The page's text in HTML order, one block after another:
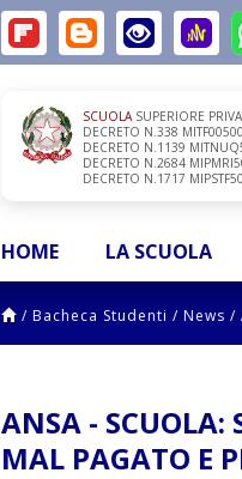
SCUOLASUPERIORE
DECRETO N.338
DECRETO N.1139
DECRETO N.2684
DECRETO N.1717
HOME LA SCUOLA
/ Bacheca Studenti / News /
ANSA - SCUOLA:
MAL PAGATO E